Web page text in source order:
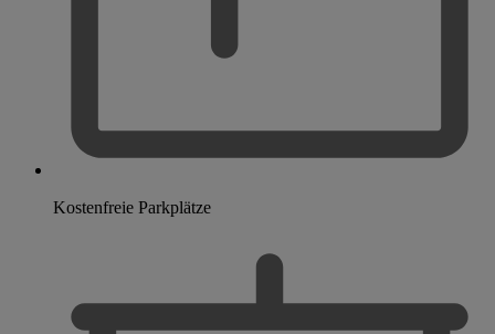
Kostenfreie Parkplätze